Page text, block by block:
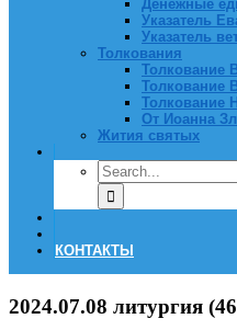
Денежные
Указатель
Указатель
Толкования
Толкование
Толкование
Толкование
От Иоанна
Жития святых
КОНТАКТЫ
2024.07.08 литургия